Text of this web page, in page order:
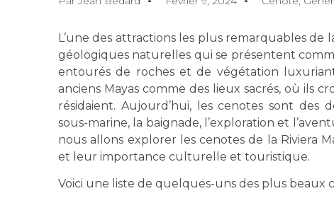
L’une des attractions les plus remarquables de
géologiques naturelles qui se présentent
entourés de roches et de végétation
anciens Mayas comme des lieux sacrés, où ils
résidaient. Aujourd’hui, les cenotes sont des
sous-marine, la baignade, l’exploration et
nous allons explorer les cenotes de la Riviera
et leur importance culturelle et touristique.
Voici une liste de quelques-uns des plus beaux